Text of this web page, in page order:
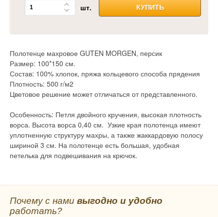
шт. КУПИТЬ
Полотенце махровое GUTEN MORGEN, персик
Размер: 100*150 см.
Состав: 100% хлопок, пряжа кольцевого способа прядения
Плотность: 500 г/м2
Цветовое решение может отличаться от представленного.
Особенность: Петля двойного кручения, высокая плотность
ворса. Высота ворса 0,40 см. Узкие края полотенца имеют
уплотненную структуру махры, а также жаккардовую полосу
шириной 3 см. На полотенце есть большая, удобная
петелька для подвешивания на крючок.
Почему с нами выгодно и удобно
работать?